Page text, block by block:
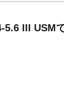
5.6 III USM